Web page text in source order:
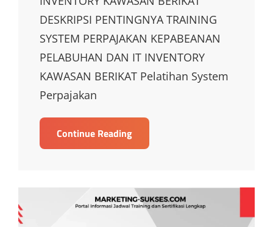
DESKRIPSI PENTINGNYA TRAINING
SYSTEM PERPAJAKAN KEPABEANAN
PELABUHAN DAN IT INVENTORY
KAWASAN BERIKAT Pelatihan System
Perpajakan
Continue ReadingTRAINING
SYSTEM
PELABUHAN
DAN